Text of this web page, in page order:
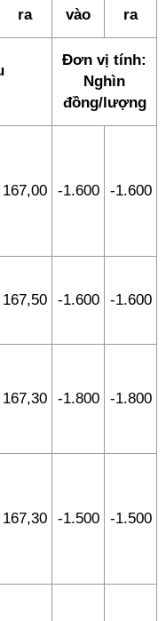
ra
vào
ra
Đơn vị tính:
Nghìn
đồng/lượng
167,00 -1.600 -1.600
167,50 -1.600 -1.600
167,30 -1.800 -1.800
167,30 -1.500 -1.500